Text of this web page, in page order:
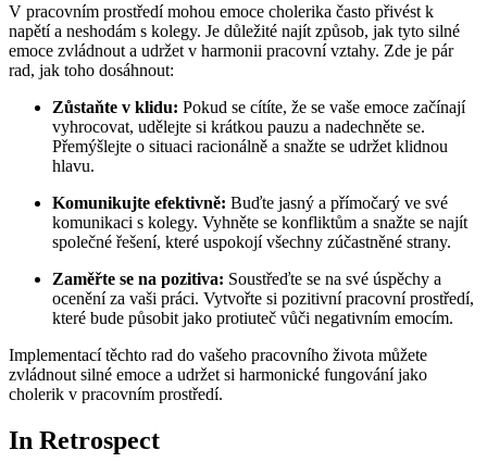
V pracovním prostředí mohou emoce cholerika často přivést k
napětí a neshodám s kolegy. Je důležité najít způsob, jak tyto silné
emoce zvládnout a udržet v harmonii pracovní vztahy. Zde je pár
rad, jak toho dosáhnout:
Zůstaňte v klidu: Pokud se cítíte, že se vaše emoce začínají
vyhrocovat, udělejte si krátkou pauzu a nadechněte se.
Přemýšlejte o situaci racionálně a snažte se udržet klidnou
hlavu.
Komunikujte efektivně: Buďte jasný a přímočarý ve své
komunikaci s kolegy. Vyhněte se konfliktům a snažte se najít
společné řešení, které uspokojí všechny zúčastněné strany.
Zaměřte se na pozitiva: Soustřeďte se na své úspěchy a
ocenění za vaši práci. Vytvořte si pozitivní pracovní prostředí,
které bude působit jako protiuteč vůči negativním emocím.
Implementací těchto rad do vašeho pracovního života můžete
zvládnout silné emoce a udržet si harmonické fungování jako
cholerik v pracovním prostředí.
In Retrospect